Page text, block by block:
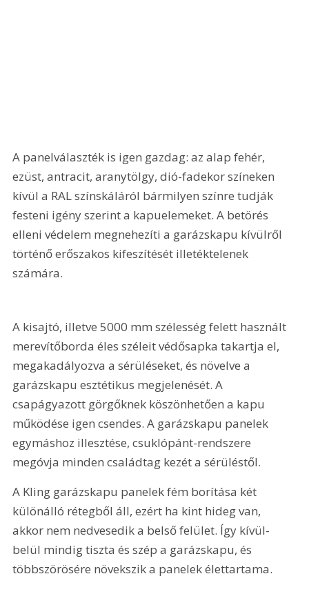
A panelválaszték is igen gazdag: az alap fehér,
ezüst, antracit, aranytölgy, dió-fadekor színeken
kívül a RAL színskáláról bármilyen színre tudják
festeni igény szerint a kapuelemeket. A betörés
elleni védelem megnehezíti a garázskapu kívülről
történő erőszakos kifeszítését illetéktelenek
számára.
A kisajtó, illetve 5000 mm szélesség felett használt
mereví­tőborda éles széleit védősapka takartja el,
megakadályozva a sérüléseket, és növelve a
garázskapu esztétikus megjelenését. A
csapágyazott görgőknek köszönhetően a kapu
műkö­dése igen csendes. A garázskapu panelek
egymáshoz illesztése, csuklópánt-rendszere
megóvja minden családtag kezét a sérüléstől.
A Kling garázskapu panelek fém borítása két
különálló rétegből áll, ezért ha kint hideg van,
akkor nem nedvesedik a belső felület. Így kívül-
belül mindig tiszta és szép a garázskapu, és
többszörösére növekszik a panelek élettartama.